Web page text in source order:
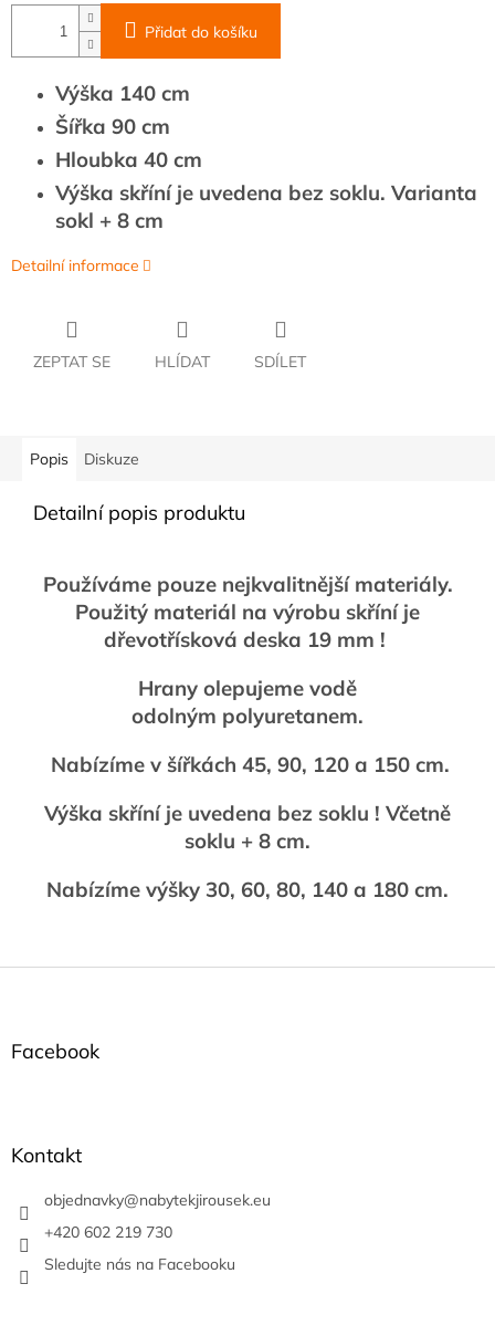
Přidat do košíku
Výška 140 cm
Šířka 90 cm
Hloubka 40 cm
Výška skříní je uvedena bez soklu. Varianta
sokl + 8 cm
Detailní informace
ZEPTAT SE HLÍDAT SDÍLET
Popis Diskuze
Detailní popis produktu
Používáme pouze nejkvalitnější materiály.
Použitý materiál na výrobu skříní je
dřevotřísková deska 19 mm !
Hrany olepujeme vodě
odolným polyuretanem.
Nabízíme v šířkách 45, 90, 120 a 150 cm.
Výška skříní je uvedena bez soklu ! Včetně
soklu + 8 cm.
Nabízíme výšky 30, 60, 80, 140 a 180 cm.
Z
Facebook
Kontakt
objednavky@nabytekjirousek.eu
+420 602 219 730
Sledujte nás na Facebooku